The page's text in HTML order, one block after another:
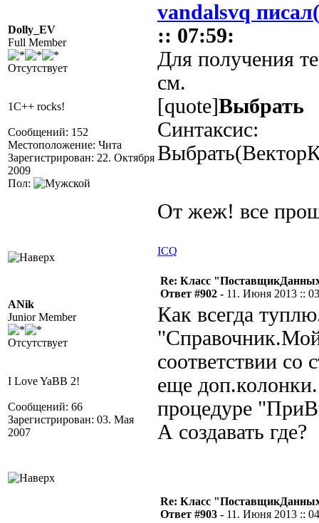
Dolly_EV
Full Member
Отсутствует
1C++ rocks!
Сообщений: 152
Местоположение: Чита
Зарегистрирован: 22. Октября
2009
Пол:
vandalsvq
:: 07:59:
Для получения
см.
[quote]Выбрать
Синтаксис:
От жеж! все
ICQ
ANik
Junior Member
Отсутствует
I Love YaBB 2!
Сообщений: 66
Зарегистрирован: 03. Мая
2007
Re: Класс
Ответ #902 - 11. Июня 2013 ::
Как всегда
соответствии со
еще
процедуре
А создавать где?
Re: Класс
Ответ #903 - 11. Июня 2013 ::